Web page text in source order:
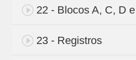
22 - Blocos A, C, D
23 - Registros